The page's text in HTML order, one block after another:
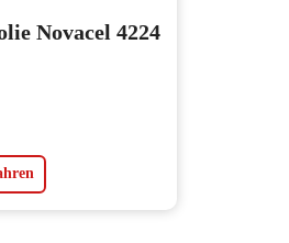
Novacel 4224